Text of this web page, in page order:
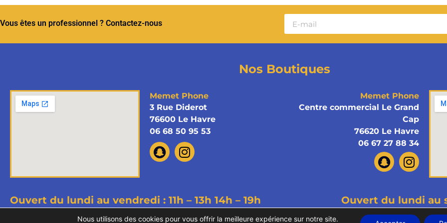
Vous êtes un professionnel ? Contactez-nous
Nos Boutiques
Memet Phone
3 Rue Diderot
76600 Le Havre
06 68 50 95 53
Memet Phone
Centre commercial Le Grand
Cap
76620 Le Havre
06 67 27 88 34
Ouvert du lundi au vendredi : 11h – 13h 14h – 19h Ouvert du lundi au
Copyright © 2026 Memet Phone - Tous droits réservésMentions légalesPolitiques de
Nous utilisons des cookies pour vous offrir la meilleure expérience sur notre site.